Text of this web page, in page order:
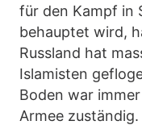
für den Kampf in
behauptet wird,
Russland hat
Islamisten
Boden war
Armee